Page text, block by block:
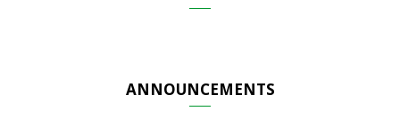
ANNOUNCEMENTS